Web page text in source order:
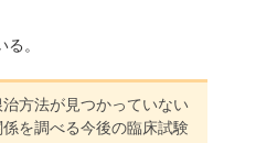
。
方法が見つかっていない
を調べる今後の臨床試験